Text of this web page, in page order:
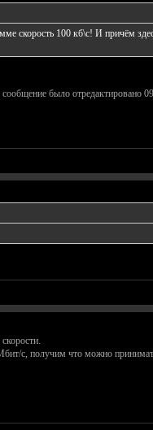
скорость 100 кб\с! И причём
было отредактировано
с, получим что можно